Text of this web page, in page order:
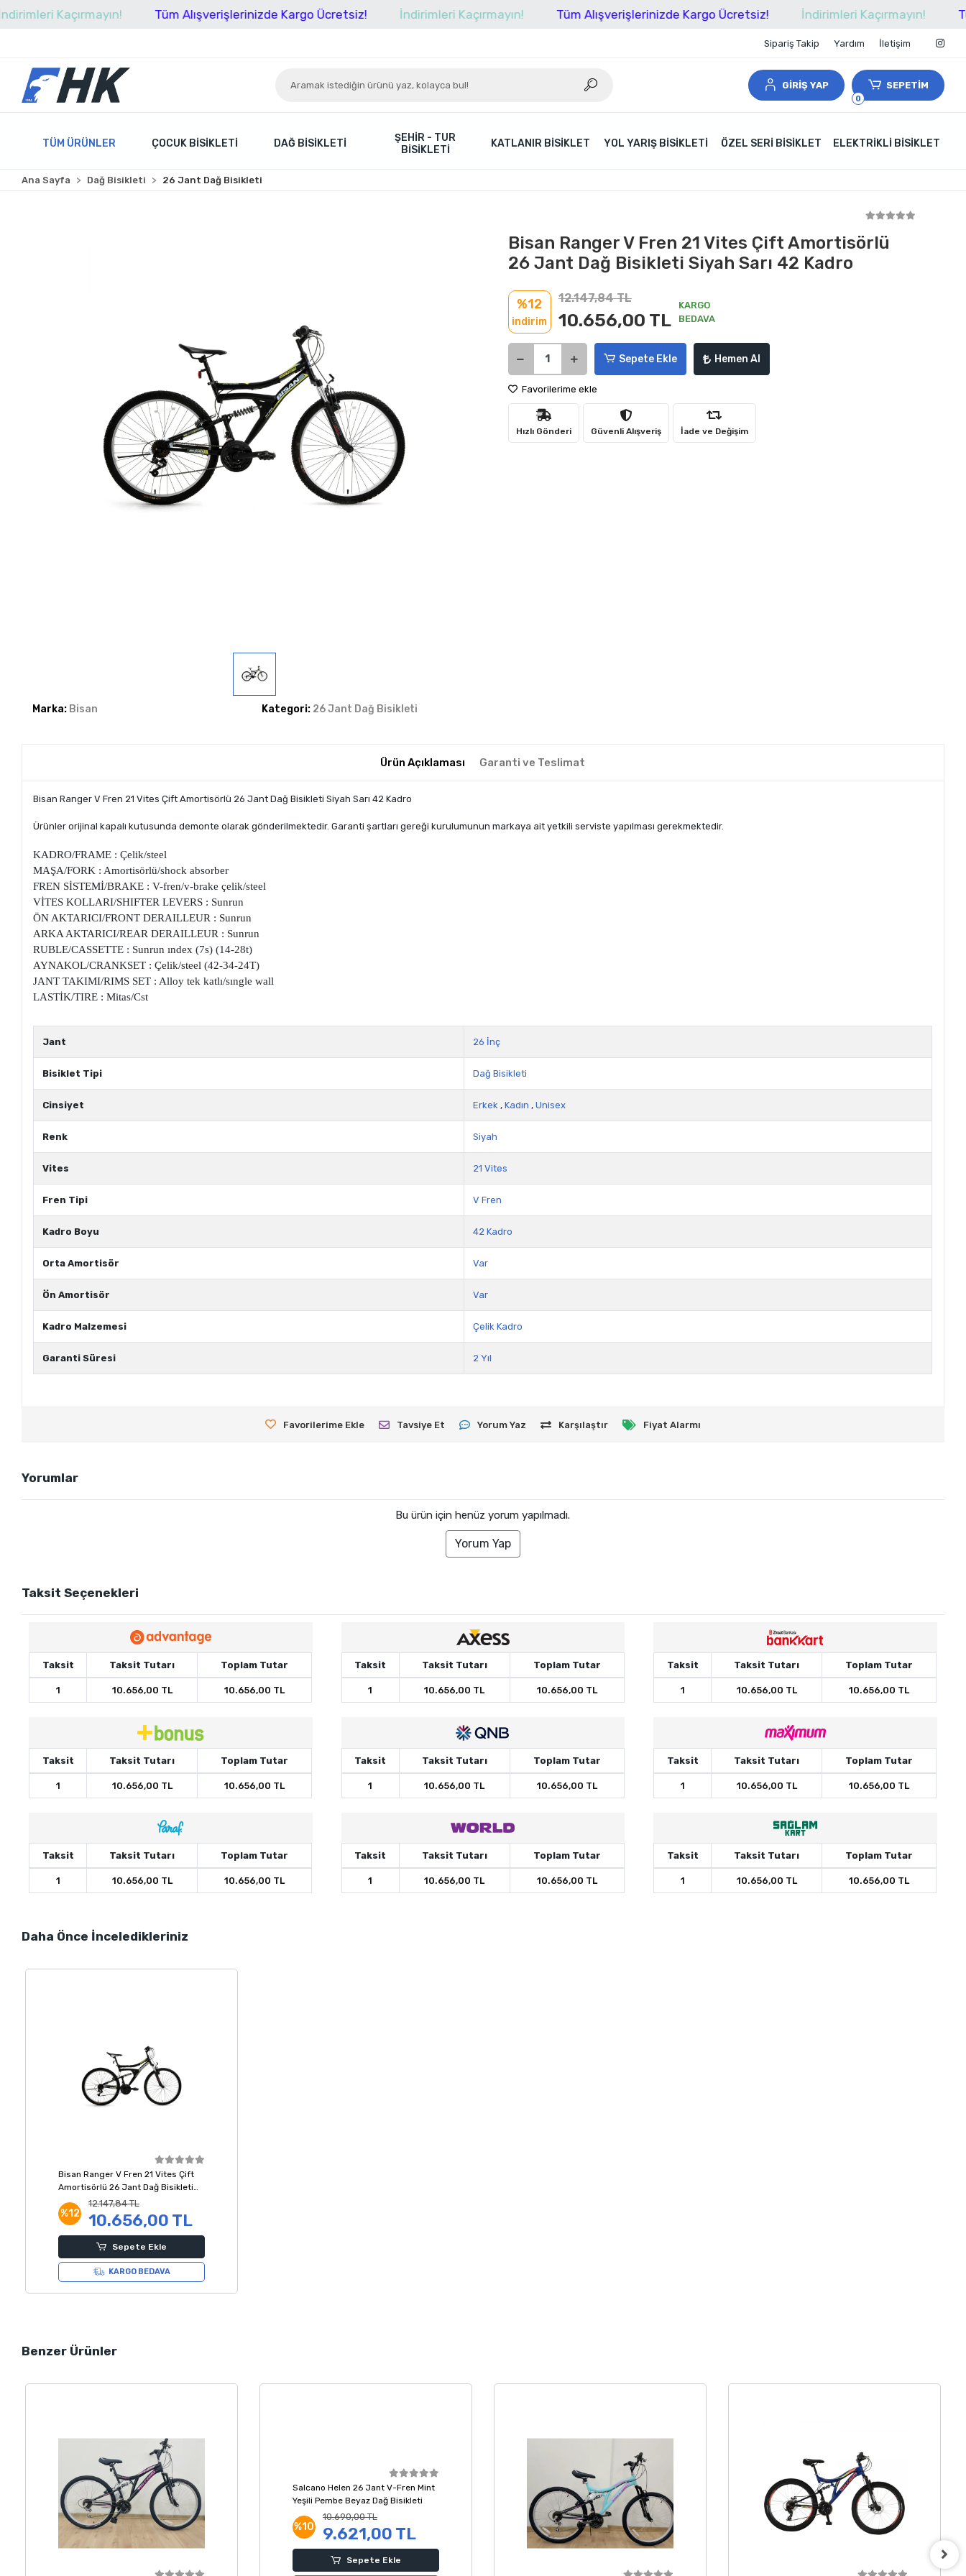
Kaçırmayın! Tüm Alışverişlerinizde Kargo Ücretsiz! İndirimleri Kaçırmayın! Tüm Alışverişlerinizde Kargo Ücretsiz! İndirimleri Kaçırmayın! Tüm
Sipariş Takip Yardım İletişim
GİRİŞ YAP
0
SEPETİM
TÜM ÜRÜNLER ÇOCUK BISIKLETI DAĞ BISIKLETI
ŞEHIR - TUR
BISIKLETI
KATLANIR BISIKLET YOL YARIŞ BISIKLETI ÖZEL SERI BISIKLET ELEKTRIKLI BISIKLET
Ana Sayfa Dağ Bisikleti 26 Jant Dağ Bisikleti
Marka: Bisan Kategori: 26 Jant Dağ Bisikleti
Bisan Ranger V Fren 21 Vites Çift Amortisörlü
26 Jant Dağ Bisikleti Siyah Sarı 42 Kadro
%12
indirim
12.147,84 TL
10.656,00 TL
KARGO
BEDAVA
Sepete Ekle Hemen Al
Favorilerime ekle
Hızlı Gönderi Güvenli Alışveriş İade ve Değişim
Ürün Açıklaması Garanti ve Teslimat
Bisan Ranger V Fren 21 Vites Çift Amortisörlü 26 Jant Dağ Bisikleti Siyah Sarı 42 Kadro
Ürünler orijinal kapalı kutusunda demonte olarak gönderilmektedir. Garanti şartları gereği kurulumunun markaya ait yetkili serviste yapılması gerekmektedir.
KADRO/FRAME : Çelik/steel
MAŞA/FORK : Amortisörlü/shock absorber
FREN SİSTEMİ/BRAKE : V-fren/v-brake çelik/steel
VİTES KOLLARI/SHIFTER LEVERS : Sunrun
ÖN AKTARICI/FRONT DERAILLEUR : Sunrun
ARKA AKTARICI/REAR DERAILLEUR : Sunrun
RUBLE/CASSETTE : Sunrun ındex (7s) (14-28t)
AYNAKOL/CRANKSET : Çelik/steel (42-34-24T)
JANT TAKIMI/RIMS SET : Alloy tek katlı/sıngle wall
LASTİK/TIRE : Mitas/Cst
Jant 26 İnç
Bisiklet Tipi Dağ Bisikleti
Cinsiyet Erkek ,Kadın ,Unisex
Renk Siyah
Vites 21 Vites
Fren Tipi V Fren
Kadro Boyu 42 Kadro
Orta Amortisör Var
Ön Amortisör Var
Kadro Malzemesi Çelik Kadro
Garanti Süresi 2 Yıl
Favorilerime Ekle Tavsiye Et Yorum Yaz Karşılaştır Fiyat Alarmı
Yorumlar
Bu ürün için henüz yorum yapılmadı.
Yorum Yap
Taksit Seçenekleri
Taksit Taksit Tutarı Toplam Tutar
1 10.656,00 TL 10.656,00 TL
Taksit Taksit Tutarı Toplam Tutar
1 10.656,00 TL 10.656,00 TL
Taksit Taksit Tutarı Toplam Tutar
1 10.656,00 TL 10.656,00 TL
Taksit Taksit Tutarı Toplam Tutar
1 10.656,00 TL 10.656,00 TL
Taksit Taksit Tutarı Toplam Tutar
1 10.656,00 TL 10.656,00 TL
Taksit Taksit Tutarı Toplam Tutar
1 10.656,00 TL 10.656,00 TL
Taksit Taksit Tutarı Toplam Tutar
1 10.656,00 TL 10.656,00 TL
Taksit Taksit Tutarı Toplam Tutar
1 10.656,00 TL 10.656,00 TL
Taksit Taksit Tutarı Toplam Tutar
1 10.656,00 TL 10.656,00 TL
Daha Önce İnceledikleriniz
Bisan Ranger V Fren 21 Vites Çift
Amortisörlü 26 Jant Dağ Bisikleti
Siyah Sarı 42 Kadro
%12
12.147,84 TL
10.656,00 TL
Sepete Ekle
KARGO BEDAVA
Benzer Ürünler
Salcano Helen 26 Jant V-Fren Mint
Yeşili Pembe Beyaz Dağ Bisikleti
%10
10.690,00 TL
9.621,00 TL
Sepete Ekle